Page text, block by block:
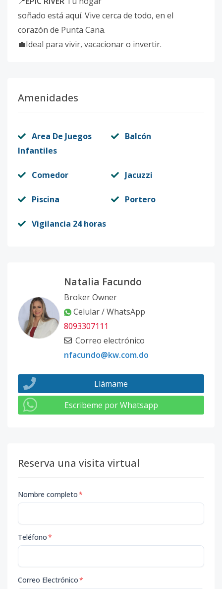
soñado está aquí. Vive cerca de todo, en el
corazón de Punta Cana.
💼Ideal para vivir, vacacionar o invertir.
Amenidades
Area De Juegos
Infantiles
Balcón
Comedor Jacuzzi
Piscina Portero
Vigilancia 24 horas
Natalia Facundo
Broker Owner
Celular / WhatsApp
8093307111
Correo electrónico
nfacundo@kw.com.do
Llámame
Escribeme por Whatsapp
Reserva una visita virtual
Nombre completo*
Teléfono*
Correo Electrónico*